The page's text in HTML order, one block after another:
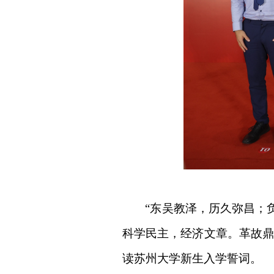
“东吴教泽，历久弥昌；
科学民主，经济文章。革故
读苏州大学新生入学誓词。